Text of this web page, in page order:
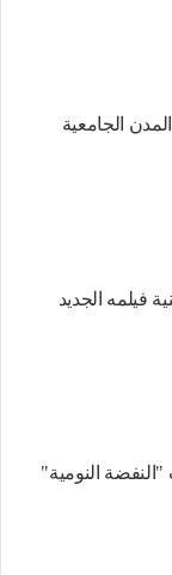
الجامعية
فيلمه الجديد
النومية"